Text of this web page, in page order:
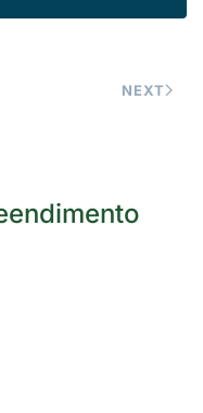
NEXT